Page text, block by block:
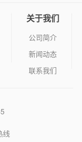
关于我们
公司简介
新闻动态
联系我们
线